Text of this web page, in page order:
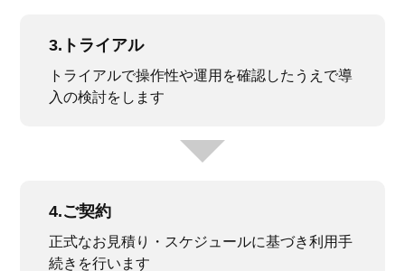
3.トライアル
トライアルで操作性や運用を確認したうえで導
入の検討をします
4.ご契約
正式なお見積り・スケジュールに基づき利用手
続きを行います